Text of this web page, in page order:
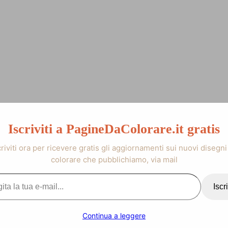
Iscriviti a PagineDaColorare.it gratis
ora per ricevere gratis gli aggiornamenti sui nuovi disegni
colorare che pubblichiamo, via mail
Continua a leggere